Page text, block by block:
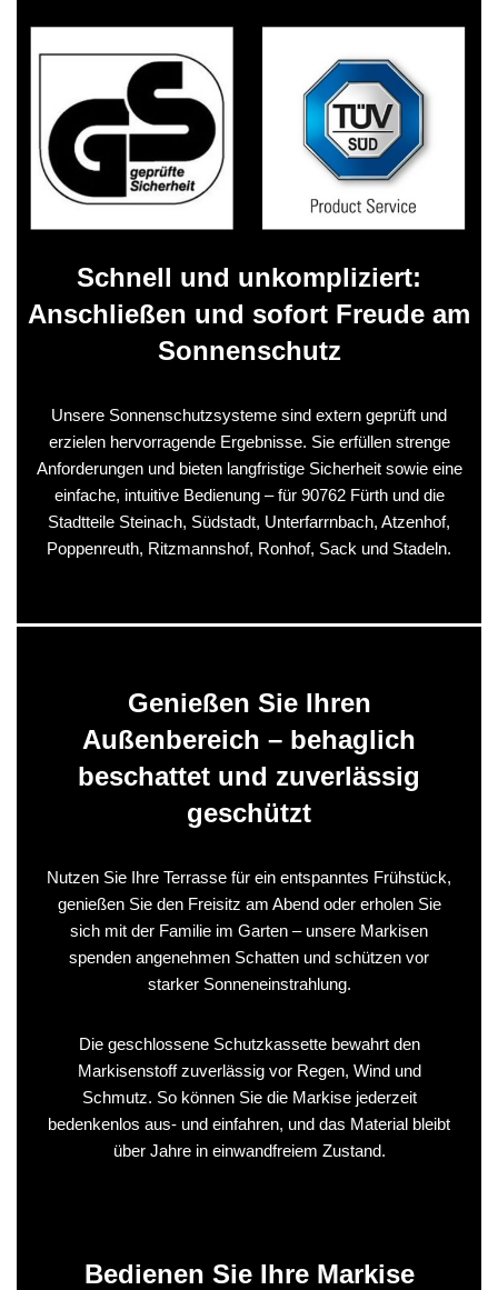
Schnell und unkompliziert:
Anschließen und sofort Freude am
Sonnenschutz
Unsere Sonnenschutzsysteme sind extern geprüft und
erzielen hervorragende Ergebnisse. Sie erfüllen strenge
Anforderungen und bieten langfristige Sicherheit sowie eine
einfache, intuitive Bedienung – für 90762 Fürth und die
Stadtteile Steinach, Südstadt, Unterfarrnbach, Atzenhof,
Poppenreuth, Ritzmannshof, Ronhof, Sack und Stadeln.
Genießen Sie Ihren
Außenbereich – behaglich
beschattet und zuverlässig
geschützt
Nutzen Sie Ihre Terrasse für ein entspanntes Frühstück,
genießen Sie den Freisitz am Abend oder erholen Sie
sich mit der Familie im Garten – unsere Markisen
spenden angenehmen Schatten und schützen vor
starker Sonneneinstrahlung.
Die geschlossene Schutzkassette bewahrt den
Markisenstoff zuverlässig vor Regen, Wind und
Schmutz. So können Sie die Markise jederzeit
bedenkenlos aus- und einfahren, und das Material bleibt
über Jahre in einwandfreiem Zustand.
Bedienen Sie Ihre Markise